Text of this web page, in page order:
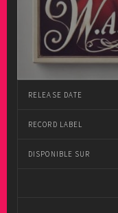
RELEASE DATE
RECORD LABEL
DISPONIBLE SUR